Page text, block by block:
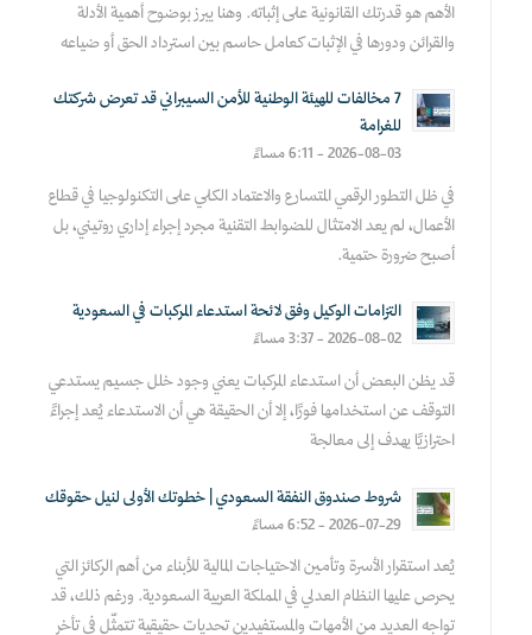
الأهم هو قدرتك القانونية على إثباته. وهنا يبرز بوضوح أهمية الأدلة
والقرائن ودورها في الإثبات كعامل حاسم بين استرداد الحق أو ضياعه
7 مخالفات للهيئة الوطنية للأمن السيبراني قد تعرض شركتك
للغرامة
2026-08-03 - 6:11 مساءً
في ظل التطور الرقمي المتسارع والاعتماد الكلي على التكنولوجيا في قطاع
الأعمال، لم يعد الامتثال للضوابط التقنية مجرد إجراء إداري روتيني، بل
أصبح ضرورة حتمية.
التزامات الوكيل وفق لائحة استدعاء المركبات في السعودية
2026-08-02 - 3:37 مساءً
قد يظن البعض أن استدعاء المركبات يعني وجود خلل جسيم يستدعي
التوقف عن استخدامها فورًا، إلا أن الحقيقة هي أن الاستدعاء يُعد إجراءً
احترازيًا يهدف إلى معالجة
شروط صندوق النفقة السعودي | خطوتك الأولى لنيل حقوقك
2026-07-29 - 6:52 مساءً
يُعد استقرار الأسرة وتأمين الاحتياجات المالية للأبناء من أهم الركائز التي
يحرص عليها النظام العدلي في المملكة العربية السعودية. ورغم ذلك، قد
تواجه العديد من الأمهات والمستفيدين تحديات حقيقية تتمثّل في تأخر